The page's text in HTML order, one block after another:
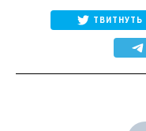
ТВИТНУТЬ